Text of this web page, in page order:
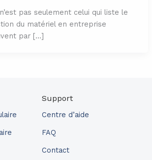
pas seulement celui qui liste le
du matériel en entreprise
par […]
Support
Centre d’aide
FAQ
Contact